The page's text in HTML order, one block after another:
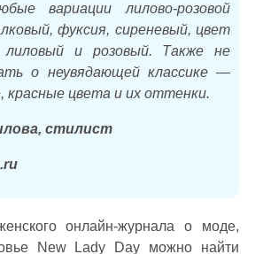
вариации лилово-розовой
фуксия, сиреневый, цвет
лиловый и розовый. Также не
о неувядающей классике —
красные цвета и их оттенки.
стилист
онлайн-журнала о моде,
New Lady Day можно найти